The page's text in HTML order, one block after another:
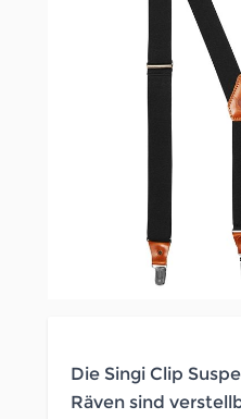
Die Singi Clip
Räven sind